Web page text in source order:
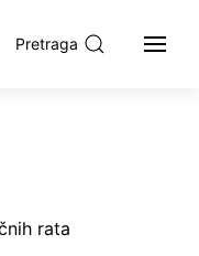
Pretraga
rata